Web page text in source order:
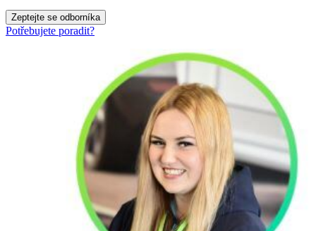
Zeptejte se odborníka
Potřebujete poradit?